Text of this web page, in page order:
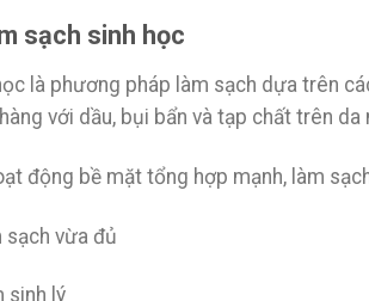
sạch sinh học
là phương pháp làm sạch dựa trên
với dầu, bụi bẩn và tạp chất trên
động bề mặt tổng hợp mạnh, làm
sạch vừa đủ
sinh lý